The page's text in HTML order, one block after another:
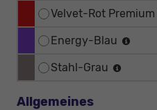
Velvet-Rot
Energy-Blau
Stahl-Grau
Allgemeines